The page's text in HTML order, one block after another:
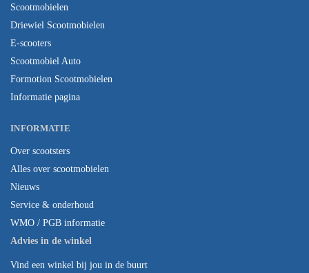
Scootmobielen
Driewiel Scootmobielen
E-scooters
Scootmobiel Auto
Formotion Scootmobielen
Informatie pagina
INFORMATIE
Over scootsters
Alles over scootmobielen
Nieuws
Service & onderhoud
WMO / PGB informatie
Advies in de winkel
Vind een winkel bij jou in de buurt